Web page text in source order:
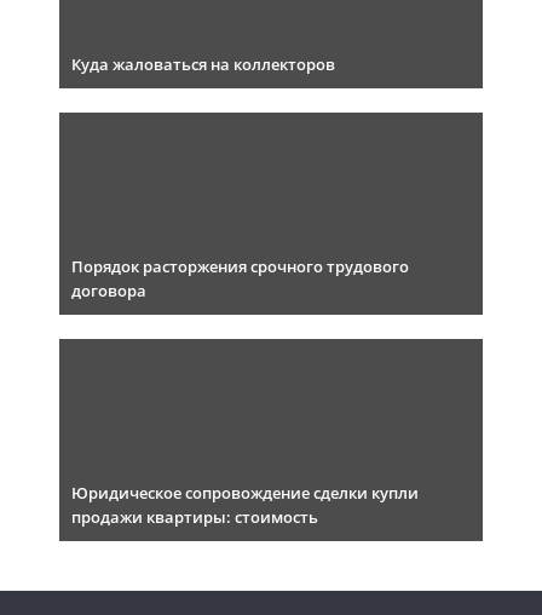
Куда жаловаться на коллекторов
Порядок расторжения срочного трудового
договора
Юридическое сопровождение сделки купли
продажи квартиры: стоимость